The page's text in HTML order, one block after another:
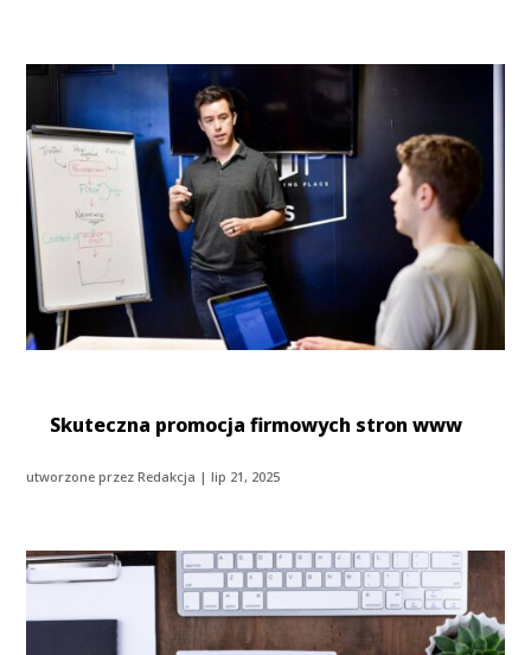
Skuteczna promocja firmowych stron www
utworzone przezRedakcja |lip 21, 2025